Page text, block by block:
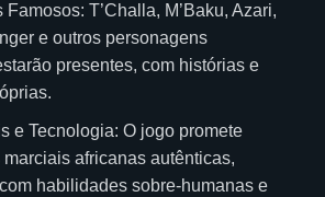
Famosos: T’Challa, M’Baku, Azari,
e outros personagens
presentes, com histórias e
e Tecnologia: O jogo promete
africanas autênticas,
habilidades sobre-humanas e